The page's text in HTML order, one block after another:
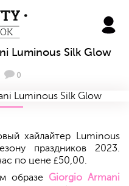
Luminous Silk Glow
0
хайлайтер Luminous
праздников 2023.
по цене £50,00.
образе Giorgio Armani